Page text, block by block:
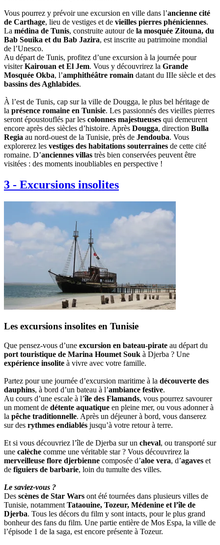
Vous pourrez y prévoir une excursion en ville dans l’ancienne cité
de Carthage, lieu de vestiges et de vieilles pierres phéniciennes.
La médina de Tunis, construite autour de la mosquée Zitouna, du
Bab Souika et du Bab Jazira, est inscrite au patrimoine mondial
de l’Unesco.
Au départ de Tunis, profitez d’une excursion à la journée pour
visiterKairouan et El Jem. Vous y découvrirez la Grande
Mosquée Okba, l’amphithéâtre romain datant du IIIe siècle et des
bassins des Aghlabides.
À l’est de Tunis, cap sur la ville de Dougga, le plus bel héritage de
la présence romaine en Tunisie. Les passionnés des vieilles pierres
seront époustouflés par les colonnes majestueuses qui demeurent
encore après des siècles d’histoire. Après Dougga, direction Bulla
Regia au nord-ouest de la Tunisie, près de Jendouba. Vous
explorerez les vestiges des habitations souterraines de cette cité
romaine. D’anciennes villas très bien conservées peuvent être
visitées : des moments inoubliables en perspective !
3 - Excursions insolites
Les excursions insolites en Tunisie
Que pensez-vous d’une excursion en bateau-pirate au départ du
port touristique de Marina Houmet Souk à Djerba ? Une
expérience insolite à vivre avec votre famille.
Partez pour une journée d’excursion maritime à la découverte des
dauphins, à bord d’un bateau à l’ambiance festive.
Au cours d’une escale à l’île des Flamands, vous pourrez savourer
un moment de détente aquatique en pleine mer, ou vous adonner à
la pêche traditionnelle. Après un déjeuner à bord, vous danserez
sur des rythmes endiablés jusqu’à votre retour à terre.
Et si vous découvriez l’île de Djerba sur un cheval, ou transporté sur
une calèche comme une véritable star ? Vous découvrirez la
merveilleuse flore djerbienne composée d’aloe vera, d’agaves et
de figuiers de barbarie, loin du tumulte des villes.
Le saviez-vous ?
Des scènes de Star Wars ont été tournées dans plusieurs villes de
Tunisie, notamment Tataouine, Tozeur, Médenine et l’île de
Djerba. Tous les décors du film y sont intacts, pour le plus grand
bonheur des fans du film. Une partie entière de Mos Espa, la ville de
l’épisode 1 de la saga, est encore présente à Tozeur.